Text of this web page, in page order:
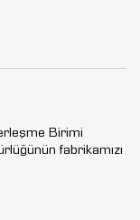
Birimi
fabrikamızı